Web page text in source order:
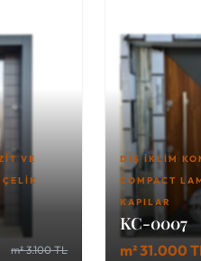
VE
m² 3.100 TL
DIŞ İKLIM
COMPACT
KAPILAR
KC-0007
m² 31.000